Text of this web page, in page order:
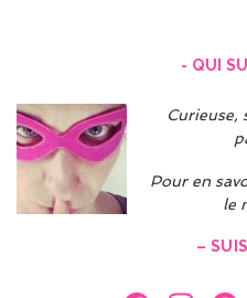
- QUI
Curieuse,
Pour en
le
–